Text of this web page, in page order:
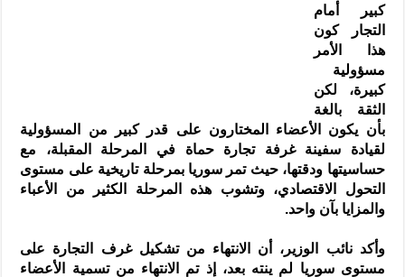
كبير أمام
التجار كون
هذا الأمر
مسؤولية
كبيرة، لكن
الثقة بالغة
بأن يكون الأعضاء المختارون على قدر كبير من المسؤولية
لقيادة سفينة غرفة تجارة حماة في المرحلة المقبلة، مع
حساسيتها ودقتها، حيث تمر سوريا بمرحلة تاريخية على مستوى
التحول الاقتصادي، وتشوب هذه المرحلة الكثير من الأعباء
والمزايا بآن واحد.
وأكد نائب الوزير، أن الانتهاء من تشكيل غرف التجارة على
مستوى سوريا لم ينته بعد، إذ تم الانتهاء من تسمية الأعضاء